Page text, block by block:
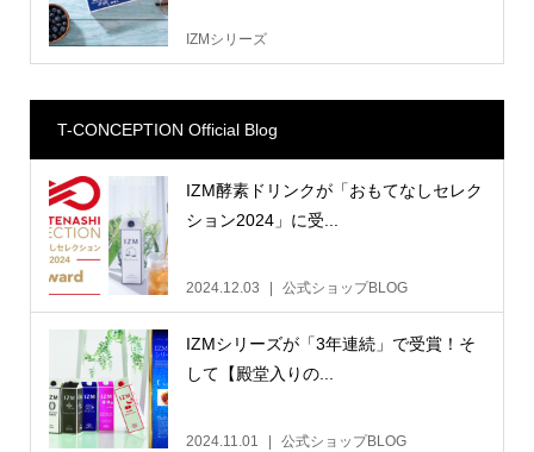
IZMシリーズ
T-CONCEPTION Official Blog
IZM酵素ドリンクが「おもてなしセレク
ション2024」に受...
2024.12.03 公式ショップBLOG
IZMシリーズが「3年連続」で受賞！そ
して【殿堂入りの...
2024.11.01 公式ショップBLOG